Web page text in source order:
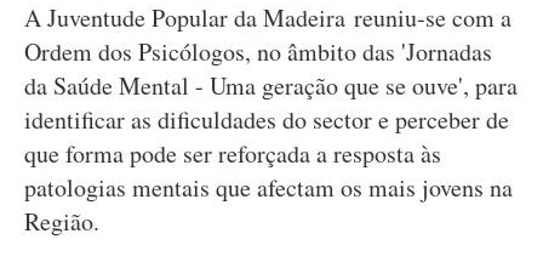
A Juventude Popular da Madeira reuniu-se com a
Ordem dos Psicólogos, no âmbito das 'Jornadas
da Saúde Mental - Uma geração que se ouve', para
identificar as dificuldades do sector e perceber de
que forma pode ser reforçada a resposta às
patologias mentais que afectam os mais jovens na
Região.